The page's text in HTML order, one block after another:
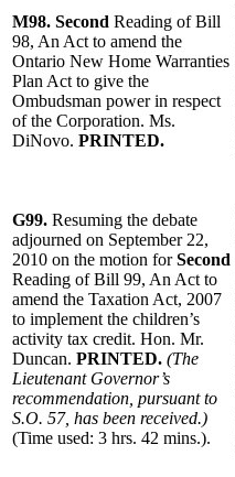
M98. Second Reading of Bill
98, An Act to amend the
Ontario New Home Warranties
Plan Act to give the
Ombudsman power in respect
of the Corporation. Ms.
DiNovo. PRINTED.
G99. Resuming the debate
adjourned on September 22,
2010 on the motion forSecond
Reading of Bill 99, An Act to
amend the Taxation Act, 2007
to implement the children’s
activity tax credit. Hon. Mr.
Duncan. PRINTED. (The
Lieutenant Governor’s
recommendation, pursuant to
S.O. 57, has been received.)
(Time used: 3 hrs. 42 mins.).